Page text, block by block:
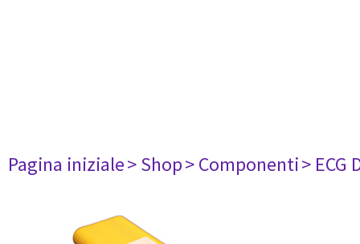
Pagina iniziale> Shop> Componenti> ECG